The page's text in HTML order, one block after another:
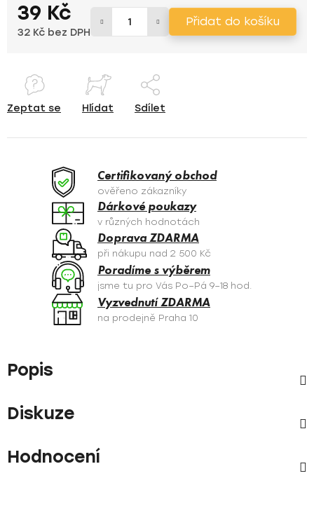
39 Kč
32 Kč bez DPH
Přidat do košíku
Zeptat se Hlídat Sdílet
Certifikovaný obchod
ověřeno zákazníky
Dárkové poukazy
v různých hodnotách
Doprava ZDARMA
při nákupu nad 2 500 Kč
Poradíme s výběrem
jsme tu pro Vás Po–Pá 9–18 hod.
Vyzvednutí ZDARMA
na prodejně Praha 10
Popis
Diskuze
Hodnocení